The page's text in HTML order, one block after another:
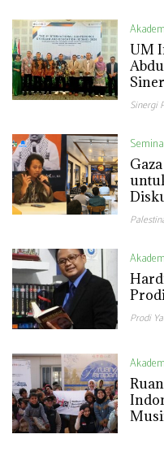
UM
Sinergi
Prodi